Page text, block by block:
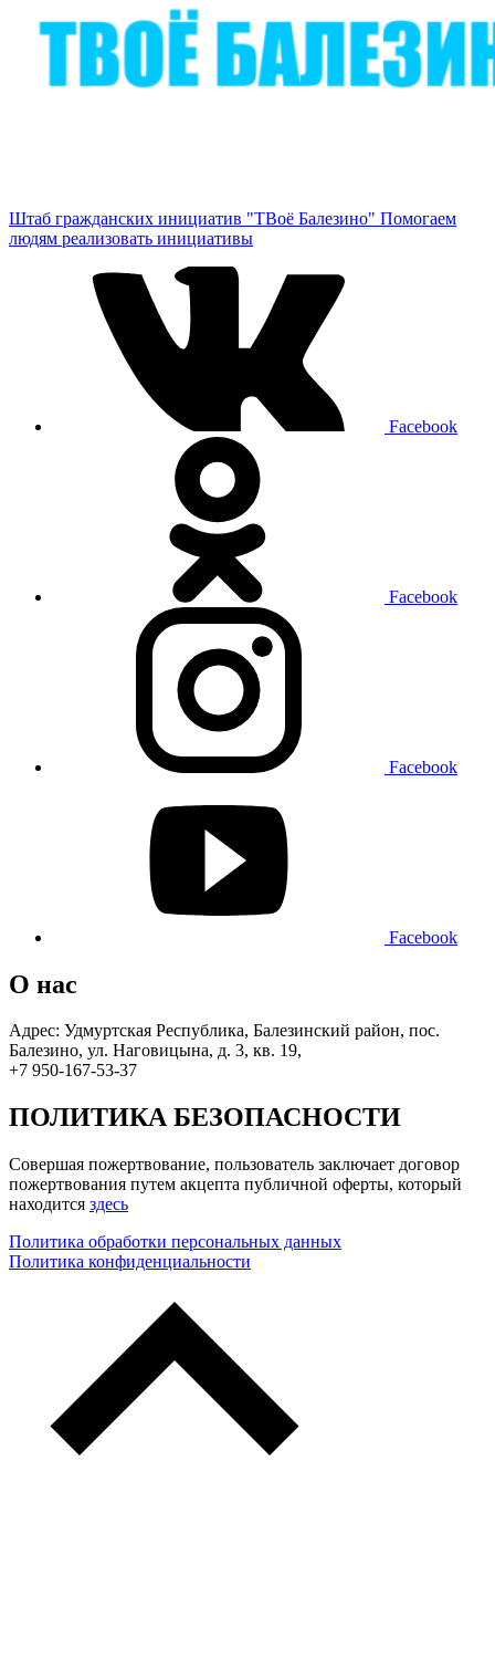
Штаб гражданских инициатив "ТВоё Балезино" Помогаем
людям реализовать инициативы
Facebook
Facebook
Facebook
Facebook
О нас
Адрес: Удмуртская Республика, Балезинский район, пос.
Балезино, ул. Наговицына, д. 3, кв. 19,
+7 950-167-53-37
ПОЛИТИКА БЕЗОПАСНОСТИ
Совершая пожертвование, пользователь заключает договор
пожертвования путем акцепта публичной оферты, который
находится здесь
Политика обработки персональных данных
Политика конфиденциальности